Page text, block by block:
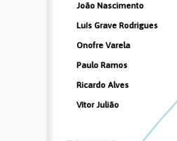
João Nascimento
Luís Grave Rodrigues
Onofre Varela
Paulo Ramos
Ricardo Alves
Vítor Julião